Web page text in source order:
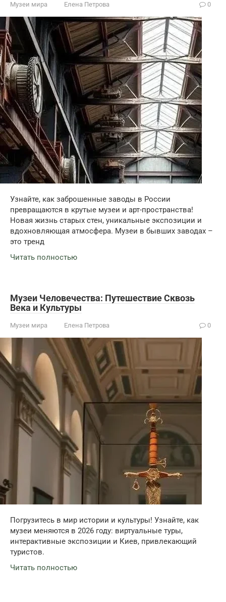
Музеи мира Елена Петрова 0
Узнайте, как заброшенные заводы в России
превращаются в крутые музеи и арт-пространства!
Новая жизнь старых стен, уникальные экспозиции и
вдохновляющая атмосфера. Музеи в бывших заводах –
это тренд
Читать полностью
Музеи Человечества: Путешествие Сквозь
Века и Культуры
Музеи мира Елена Петрова 0
Погрузитесь в мир истории и культуры! Узнайте, как
музеи меняются в 2026 году: виртуальные туры,
интерактивные экспозиции и Киев, привлекающий
туристов.
Читать полностью